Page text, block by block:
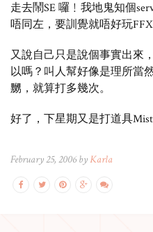
走去鬧SE 囉﹗我地鬼知個
唔同左，要訓覺就唔好玩FFXI
又說自己只是說個事實出來
以嗎？叫人幫好像是理所當
嬲，就算打多幾次。
好了，下星期又是打道具
February 25, 2006 byKarla